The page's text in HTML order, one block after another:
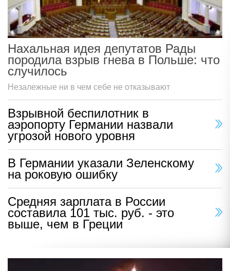
Нахальная идея депутатов Рады
породила взрыв гнева в Польше: что
случилось
Незалежные ни в чем себе не отказывают
Взрывной беспилотник в
аэропорту Германии назвали
угрозой нового уровня
В Германии указали Зеленскому
на роковую ошибку
Средняя зарплата в России
составила 101 тыс. руб. - это
выше, чем в Греции